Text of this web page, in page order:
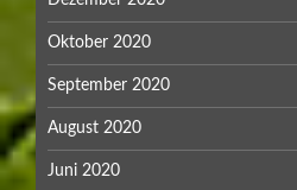
Oktober 2020
September 2020
August 2020
Juni 2020